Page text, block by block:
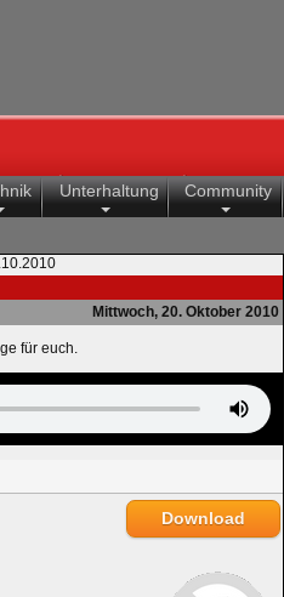
Unterhaltung Community
Mittwoch, 20. Oktober 2010
für euch.
Download